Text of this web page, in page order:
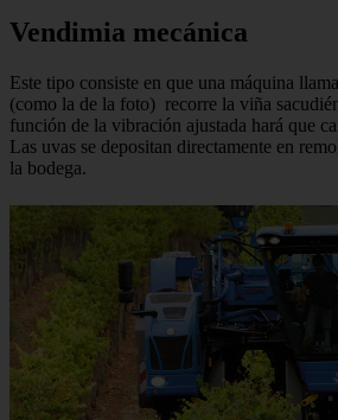
Vendimia mecánica
Este tipo consiste en que una máquina
(como la de la foto) recorre la viña
función de la vibración ajustada hará que
Las uvas se depositan directamente en
la bodega.